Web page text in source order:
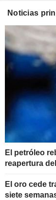
Noticias
El petróleo
reapertura
El oro cede
siete